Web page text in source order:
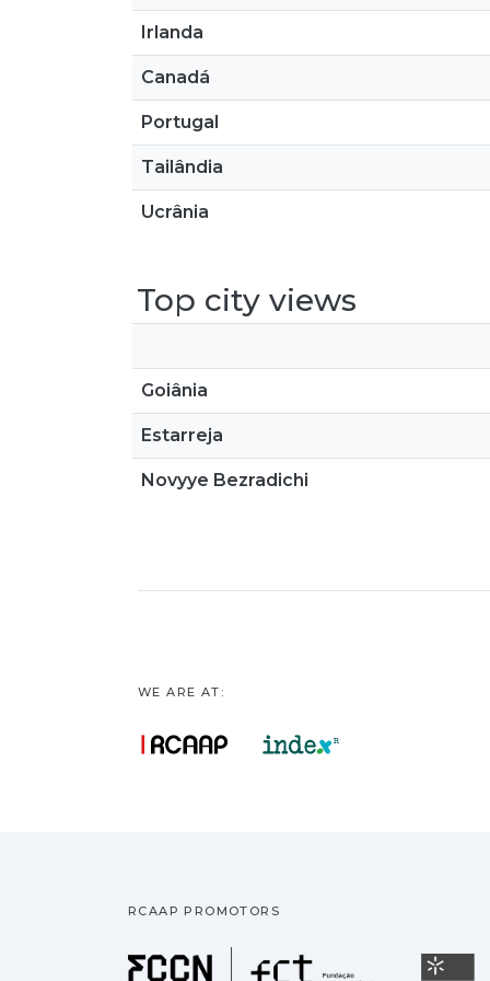
Irlanda
Canadá
Portugal
Tailândia
Ucrânia
Top city views
Goiânia
Estarreja
Novyye Bezradichi
WE ARE AT:
RCAAP PROMOTORS
Fundação